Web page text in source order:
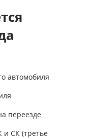
автомобиля
переезде
и СК (третье